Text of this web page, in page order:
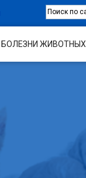
БОЛЕЗНИ ЖИВОТНЫХ